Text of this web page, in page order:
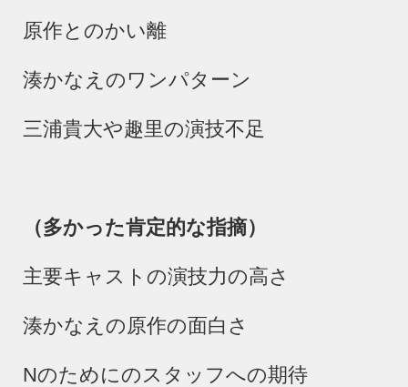
原作とのかい離
湊かなえのワンパターン
三浦貴大や趣里の演技不足
（多かった肯定的な指摘）
主要キャストの演技力の高さ
湊かなえの原作の面白さ
Nのためにのスタッフへの期待